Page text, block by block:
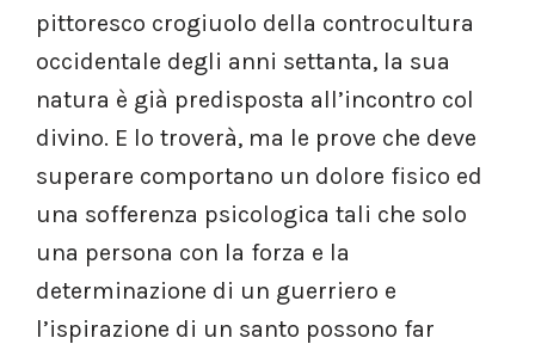
pittoresco crogiuolo della controcultura
occidentale degli anni settanta, la sua
natura è già predisposta all’incontro col
divino. E lo troverà, ma le prove che deve
superare comportano un dolore fisico ed
una sofferenza psicologica tali che solo
una persona con la forza e la
determinazione di un guerriero e
l’ispirazione di un santo possono far